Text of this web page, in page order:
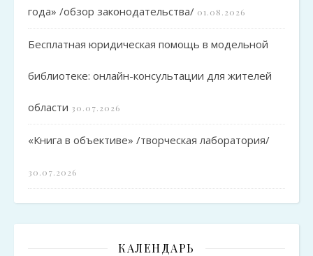
года» /обзор законодательства/ 01.08.2026
Бесплатная юридическая помощь в модельной
библиотеке: онлайн-консультации для жителей
области 30.07.2026
«Книга в объективе» /творческая лаборатория/
30.07.2026
КАЛЕНДАРЬ